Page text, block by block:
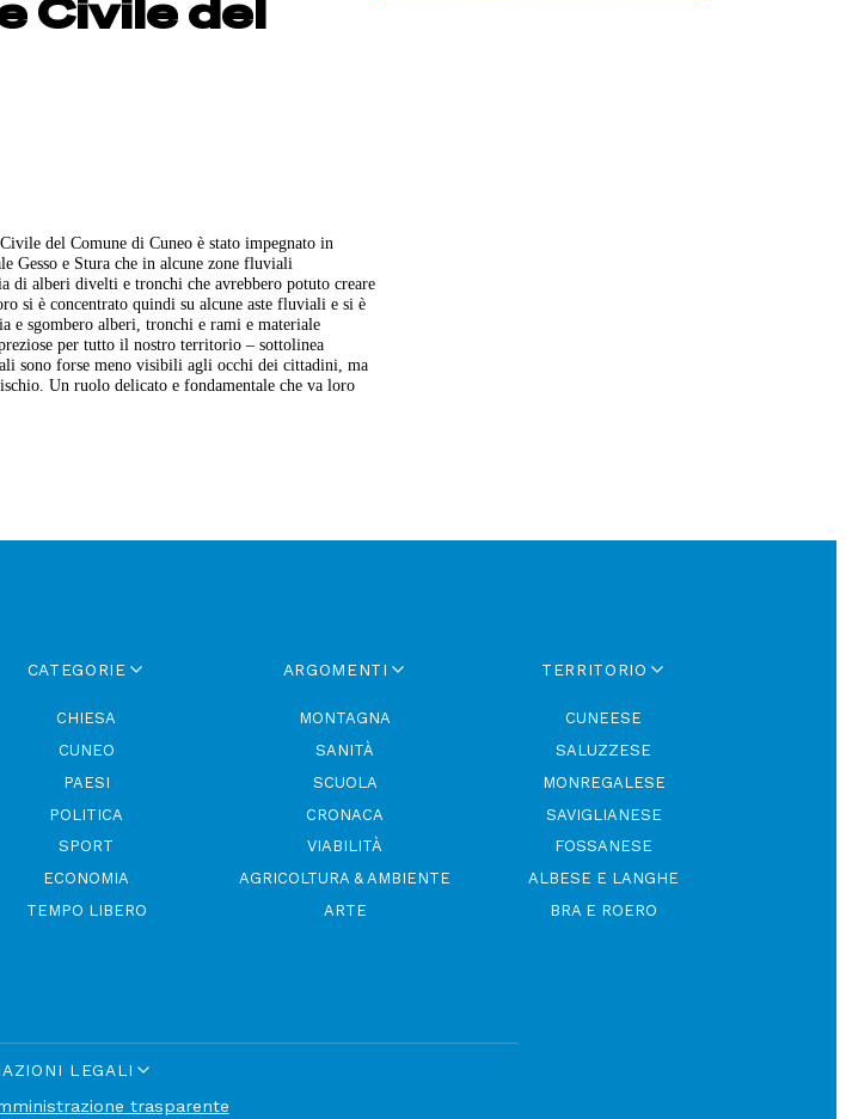
Civile del
del Comune di Cuneo è stato impegnato in
Gesso e Stura che in alcune zone fluviali
di alberi divelti e tronchi che avrebbero potuto creare
si è concentrato quindi su alcune aste fluviali e si è
e sgombero alberi, tronchi e rami e materiale
per tutto il nostro territorio – sottolinea
sono forse meno visibili agli occhi dei cittadini, ma
Un ruolo delicato e fondamentale che va loro
CATEGORIE
CHIESA
CUNEO
PAESI
POLITICA
SPORT
ECONOMIA
TEMPO LIBERO
ARGOMENTI
MONTAGNA
SANITÀ
SCUOLA
CRONACA
VIABILITÀ
AGRICOLTURA & AMBIENTE
ARTE
TERRITORIO
CUNEESE
SALUZZESE
MONREGALESE
SAVIGLIANESE
FOSSANESE
ALBESE E LANGHE
BRA E ROERO
LEGALI
trasparente